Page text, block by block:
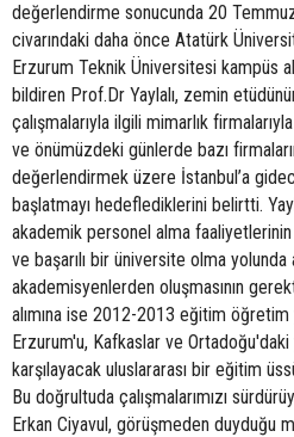
değerlendirme sonucunda 20
civarındaki daha önce Atatürk
Erzurum Teknik Üniversitesi kampüs
bildiren Prof.Dr Yaylalı, zemin
çalışmalarıyla ilgili mimarlık
ve önümüzdeki günlerde bazı
değerlendirmek üzere İstanbul’a
başlatmayı hedeflediklerini belirtti.
akademik personel alma
ve başarılı bir üniversite olma yolunda
akademisyenlerden oluşmasının
alımına ise 2012-2013 eğitim öğretim
Erzurum'u, Kafkaslar ve
karşılayacak uluslararası bir eğitim
Bu doğrultuda çalışmalarımızı
Erkan Ciyavul, görüşmeden duyduğu